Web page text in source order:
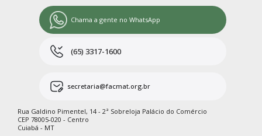
Chama a gente no WhatsApp
(65) 3317-1600
secretaria@facmat.org.br
Rua Galdino Pimentel, 14 - 2ª Sobreloja Palácio do Comércio
CEP 78005-020 - Centro
Cuiabá - MT